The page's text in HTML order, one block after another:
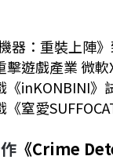
器：重裝上陣
擊遊戲產業 微
《inKONBINI》
《窒愛
《Crime